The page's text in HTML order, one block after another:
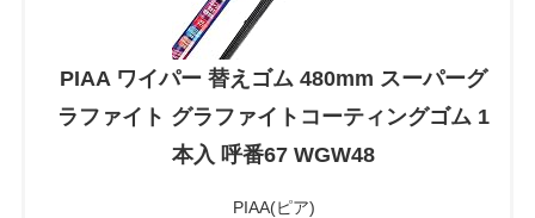
PIAA ワイパー 替えゴム 480mm スーパーグ
ラファイト グラファイトコーティングゴム 1
本入 呼番67 WGW48
PIAA(ピア)